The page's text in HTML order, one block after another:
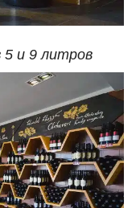
и 9 литров